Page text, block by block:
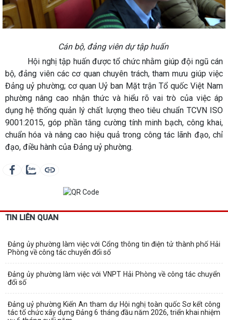
Cán bộ, đảng viên dự tập huấn
Hội nghị tập huấn được tổ chức nhằm giúp đội ngũ cán
bộ, đảng viên các cơ quan chuyên trách, tham mưu giúp việc
Đảng uỷ phường; cơ quan Uỷ ban Mặt trận Tổ quốc Việt Nam
phường nâng cao nhận thức và hiểu rõ vai trò của việc áp
dụng hệ thống quản lý chất lượng theo tiêu chuẩn TCVN ISO
9001:2015, góp phần tăng cường tính minh bạch, công khai,
chuẩn hóa và nâng cao hiệu quả trong công tác lãnh đạo, chỉ
đạo, điều hành của Đảng uỷ phường.
TIN LIÊN QUAN
Đảng ủy phường làm việc với Cổng thông tin điện tử thành phố Hải
Phòng về công tác chuyển đổi số
Đảng ủy phường làm việc với VNPT Hải Phòng về công tác chuyển
đổi số
Đảng uỷ phường Kiến An tham dự Hội nghị toàn quốc Sơ kết công
tác tổ chức xây dựng Đảng 6 tháng đầu năm 2026, triển khai nhiệm